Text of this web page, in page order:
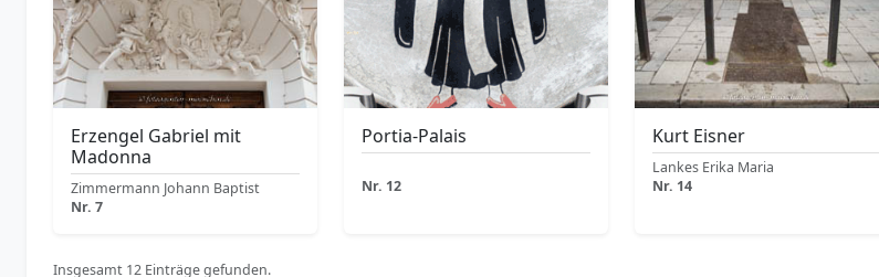
Erzengel Gabriel mit
Madonna
Zimmermann Johann Baptist
Nr. 7
Portia-Palais
Nr. 12
Kurt Eisner
Lankes Erika Maria
Nr. 14
Insgesamt 12 Einträge gefunden.